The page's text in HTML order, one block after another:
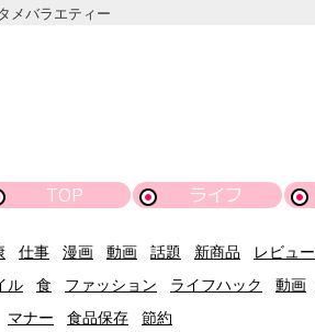
メバラエティー
TOP ライフ
仕事 漫画 動画 話題 新商品
レビュー
ル 食 ファッション ライフハック 動画
マナー 食品保存 節約